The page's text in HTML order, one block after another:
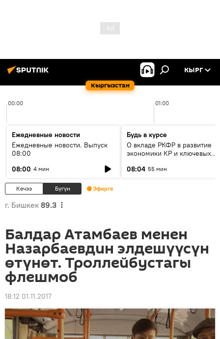
Кыргызстан
КЫРГ
00:00 01:00
Ежедневные новости
Ежедневные новости. Выпуск
08:00
08:00 4 мин
Будь в курсе
О вкладе РКФР в развитие
экономики КР и ключевых
08:04 55 мин
Кечээ Бүгүн Эфирге
г. Бишкек 89.3
Балдар Атамбаев менен
Назарбаевдин элдешүүсүн
өтүнөт. Троллейбустагы
флешмоб
18:12 01.11.2017